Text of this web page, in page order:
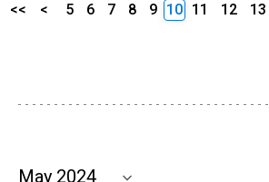
<< < 5 6 7 8 9 10 11 12 13